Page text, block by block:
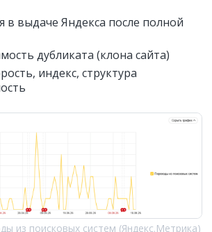
в выдаче Яндекса после полной
дубликата (клона сайта)
индекс, структура
из поисковых систем (Яндекс.Метрика)